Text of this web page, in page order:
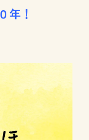
年！